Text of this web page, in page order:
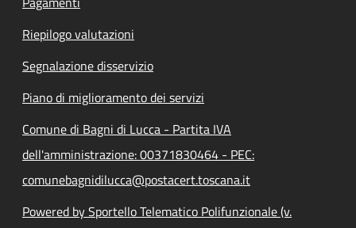
Riepilogo valutazioni
Segnalazione disservizio
Piano di miglioramento dei servizi
Comune di Bagni di Lucca - Partita IVA
dell'amministrazione: 00371830464 - PEC:
comunebagnidilucca@postacert.toscana.it
Powered by Sportello Telematico Polifunzionale (v.